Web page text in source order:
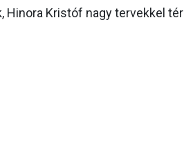
Kristóf nagy tervekkel tér